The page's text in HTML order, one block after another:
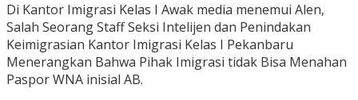
Di Kantor Imigrasi Kelas I Awak media menemui Alen,
Salah Seorang Staff Seksi Intelijen dan Penindakan
Keimigrasian Kantor Imigrasi Kelas I Pekanbaru
Menerangkan Bahwa Pihak Imigrasi tidak Bisa Menahan
Paspor WNA inisial AB.